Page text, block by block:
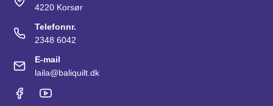
4220 Korsør
Telefonnr.
2348 6042
E-mail
laila@baliquilt.dk